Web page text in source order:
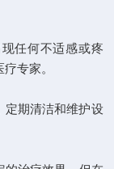
任何不适感或疼
家。
定期清洁和维护设